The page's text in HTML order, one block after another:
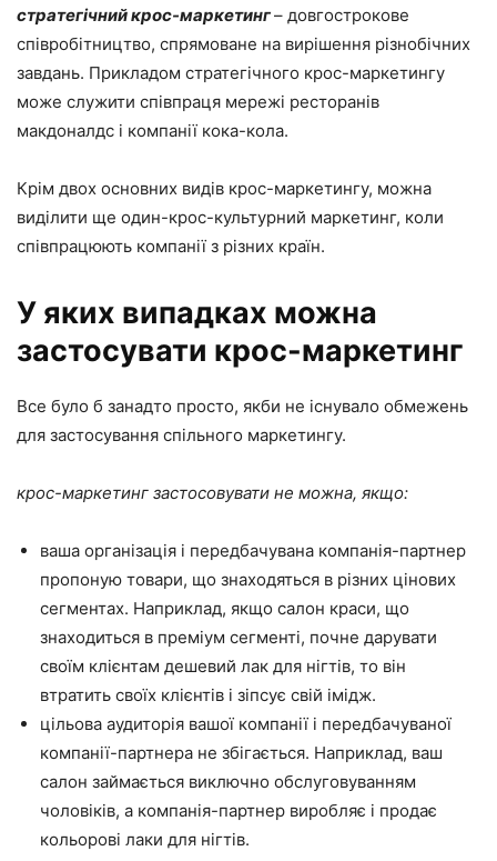
стратегічний крос-маркетинг– довгострокове
співробітництво, спрямоване на вирішення різнобічних
завдань. Прикладом стратегічного крос-маркетингу
може служити співпраця мережі ресторанів
макдоналдс і компанії кока-кола.
Крім двох основних видів крос-маркетингу, можна
виділити ще один-крос-культурний маркетинг, коли
співпрацюють компанії з різних країн.
У яких випадках можна
застосувати крос-маркетинг
Все було б занадто просто, якби не існувало обмежень
для застосування спільного маркетингу.
крос-маркетинг застосовувати не можна, якщо:
ваша організація і передбачувана компанія-партнер
пропоную товари, що знаходяться в різних цінових
сегментах. Наприклад, якщо салон краси, що
знаходиться в преміум сегменті, почне дарувати
своїм клієнтам дешевий лак для нігтів, то він
втратить своїх клієнтів і зіпсує свій імідж.
цільова аудиторія вашої компанії і передбачуваної
компанії-партнера не збігається. Наприклад, ваш
салон займається виключно обслуговуванням
чоловіків, а компанія-партнер виробляє і продає
кольорові лаки для нігтів.